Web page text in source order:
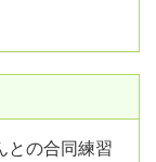
との合同練習